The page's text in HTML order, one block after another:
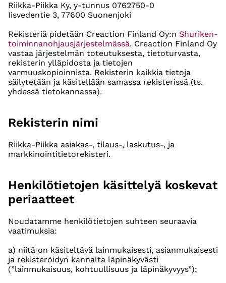
Riikka-Piikka Ky, y-tunnus 0762750-0
Iisvedentie 3, 77600 Suonenjoki
Rekisteriä pidetään Creaction Finland Oy:n Shuriken-
toiminnanohjausjärjestelmässä. Creaction Finland Oy
vastaa järjestelmän toteutuksesta, tietoturvasta,
rekisterin ylläpidosta ja tietojen
varmuuskopioinnista. Rekisterin kaikkia tietoja
säilytetään ja käsitellään samassa rekisterissä (ts.
yhdessä tietokannassa).
Rekisterin nimi
Riikka-Piikka asiakas-, tilaus-, laskutus-, ja
markkinointitietorekisteri.
Henkilötietojen käsittelyä koskevat
periaatteet
Noudatamme henkilötietojen suhteen seuraavia
vaatimuksia:
a) niitä on käsiteltävä lainmukaisesti, asianmukaisesti
ja rekisteröidyn kannalta läpinäkyvästi
(”lainmukaisuus, kohtuullisuus ja läpinäkyvyys”);